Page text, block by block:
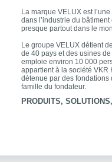
La marque VELUX est
dans l’industrie du
presque partout dans le
Le groupe VELUX détient
de 40 pays et des usines
emploie environ 10 000
appartient à la société VKR
détenue par des fondations
famille du fondateur.
PRODUITS,